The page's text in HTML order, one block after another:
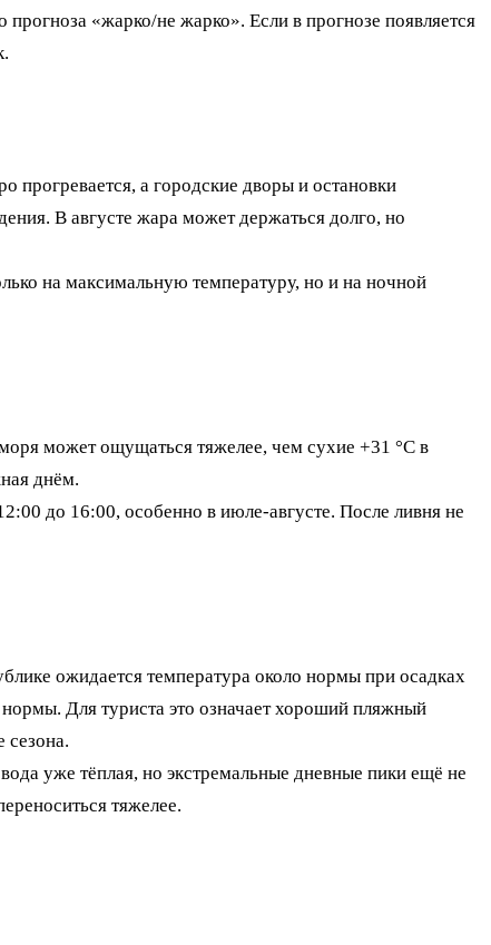
«жарко/не жарко». Если в прогнозе появляется
прогревается, а городские дворы и остановки
В августе жара может держаться долго, но
на максимальную температуру, но и на ночной
может ощущаться тяжелее, чем сухие +31 °C в
днём.
до 16:00, особенно в июле-августе. После ливня не
ожидается температура около нормы при осадках
Для туриста это означает хороший пляжный
сезона.
уже тёплая, но экстремальные дневные пики ещё не
тяжелее.